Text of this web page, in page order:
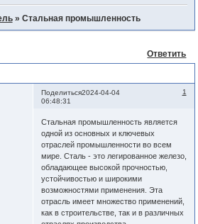
» Стальная промышленность
Ответить
Поделиться 1
2024-04-04
06:48:31
Стальная промышленность является
одной из основных и ключевых
отраслей промышленности во всем
мире. Сталь - это легированное железо,
обладающее высокой прочностью,
устойчивостью и широкими
возможностями применения. Эта
отрасль имеет множество применений,
как в строительстве, так и в различных